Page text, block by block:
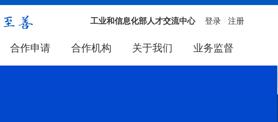
工业和信息化部人才交流中心 登录 注册
合作申请 合作机构 关于我们 业务监督